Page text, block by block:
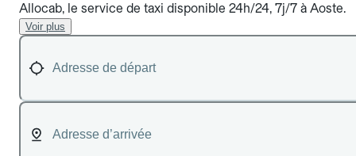
Allocab, le service de taxi disponible 24h/24, 7j/7 à Aoste.
Voir plus